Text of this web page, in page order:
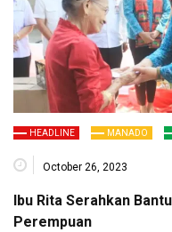
HEADLINE MANADO
October 26, 2023
Ibu Rita Serahkan
Perempuan